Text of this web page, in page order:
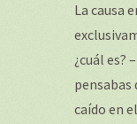
La causa
¿cuál es?
pensabas
caído en